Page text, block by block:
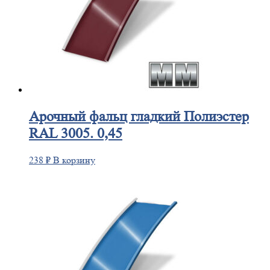
Арочныйфальц гладкий Полиэстер
RAL 3005. 0,45
238 ₽ В корзину